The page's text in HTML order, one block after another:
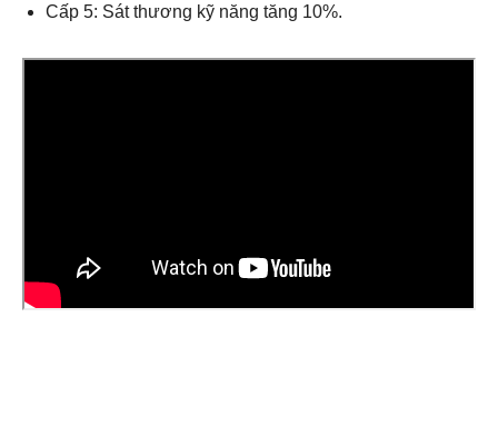
Cấp 5: Sát thương kỹ năng tăng 10%.